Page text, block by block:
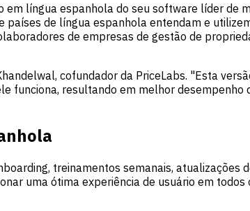
língua espanhola do seu software líder de
de língua espanhola entendam e
de empresas de gestão de
cofundador da PriceLabs. "Esta
funciona, resultando em melhor desempenho
treinamentos semanais, atualizações
uma ótima experiência de usuário em todos